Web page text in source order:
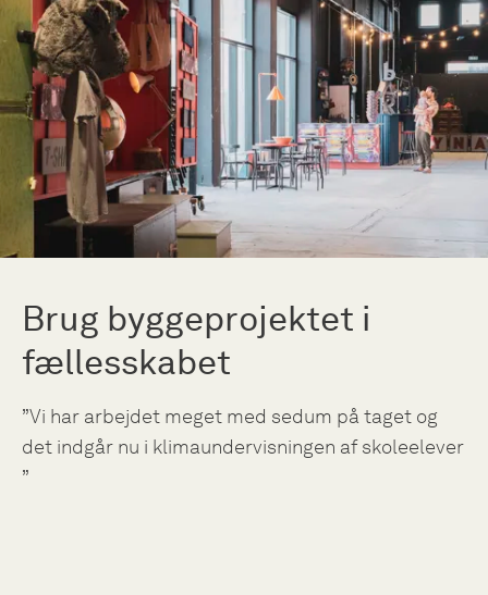
Brug byggeprojektet i
fællesskabet
”Vi har arbejdet meget med sedum på taget og
det indgår nu i klimaundervisningen af skoleelever
”